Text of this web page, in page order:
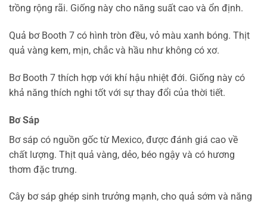
trồng rộng rãi. Giống này cho năng suất cao và ổn định.
Quả bơ Booth 7 có hình tròn đều, vỏ màu xanh bóng. Thịt
quả vàng kem, mịn, chắc và hầu như không có xơ.
Bơ Booth 7 thích hợp với khí hậu nhiệt đới. Giống này có
khả năng thích nghi tốt với sự thay đổi của thời tiết.
Bơ Sáp
Bơ sáp có nguồn gốc từ Mexico, được đánh giá cao về
chất lượng. Thịt quả vàng, dẻo, béo ngậy và có hương
thơm đặc trưng.
Cây bơ sáp ghép sinh trưởng mạnh, cho quả sớm và năng